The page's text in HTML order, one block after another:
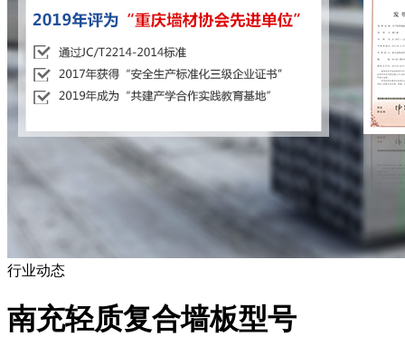
行业动态
南充轻质复合墙板型号